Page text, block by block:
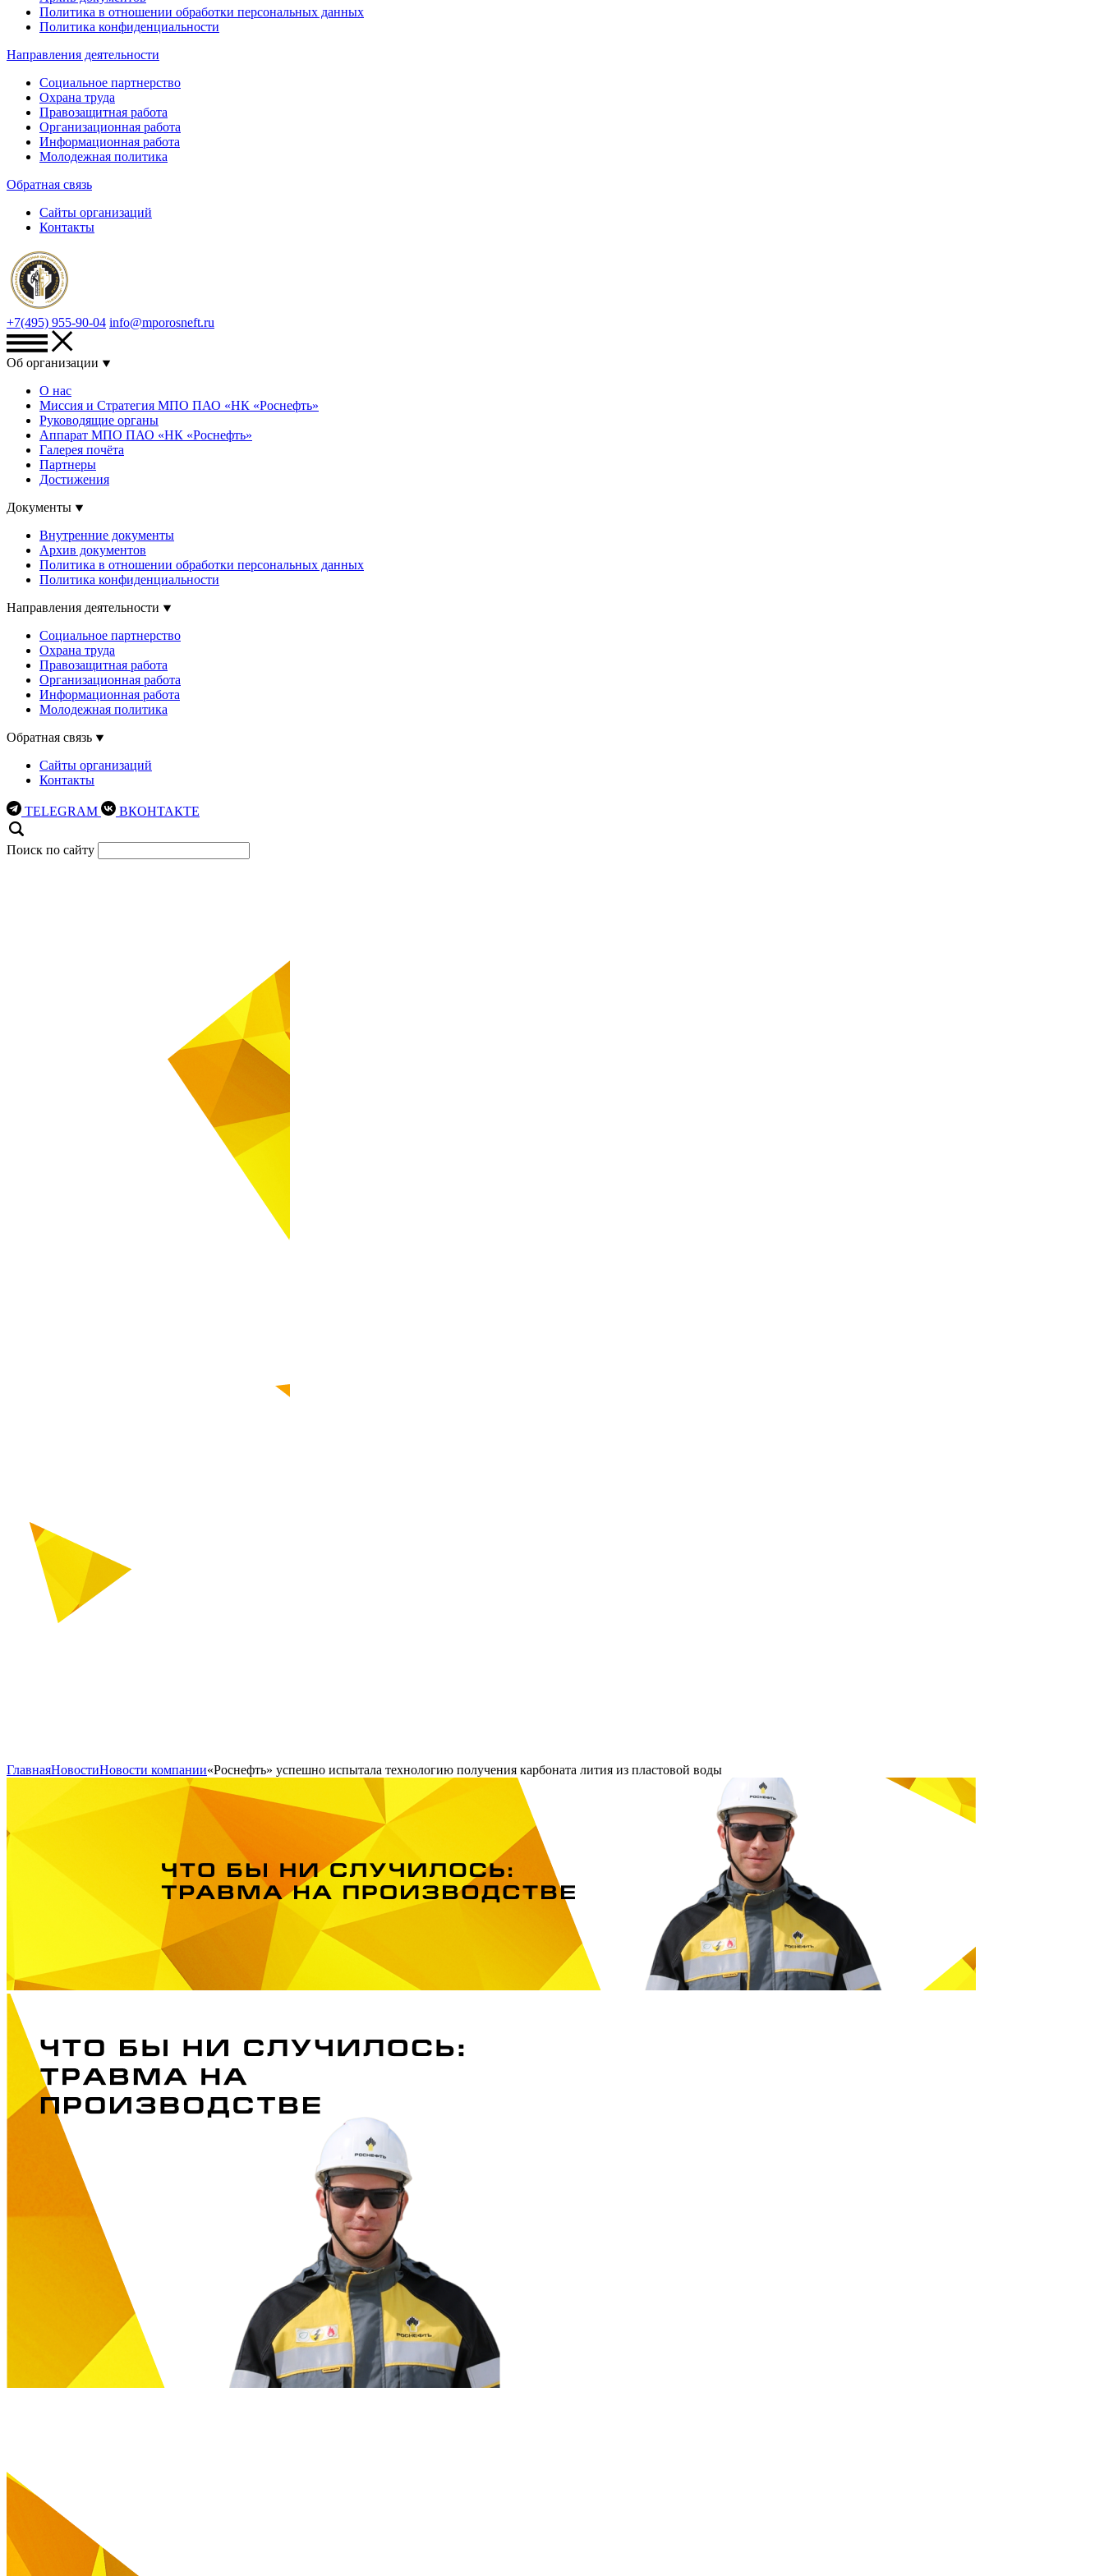
Политика в отношении обработки персональных данных
Политика конфиденциальности
Направления деятельности
Социальное партнерство
Охрана труда
Правозащитная работа
Организационная работа
Информационная работа
Молодежная политика
Обратная связь
Сайты организаций
Контакты
+7(495) 955-90-04 info@mporosneft.ru
Об организации
О нас
Миссия и Стратегия МПО ПАО «НК «Роснефть»
Руководящие органы
Аппарат МПО ПАО «НК «Роснефть»
Галерея почёта
Партнеры
Достижения
Документы
Внутренние документы
Архив документов
Политика в отношении обработки персональных данных
Политика конфиденциальности
Направления деятельности
Социальное партнерство
Охрана труда
Правозащитная работа
Организационная работа
Информационная работа
Молодежная политика
Обратная связь
Сайты организаций
Контакты
TELEGRAM ВКОНТАКТЕ
Поиск по сайту
ГлавнаяНовостиНовости компании«Роснефть» успешно испытала технологию получения карбоната лития из пластовой воды